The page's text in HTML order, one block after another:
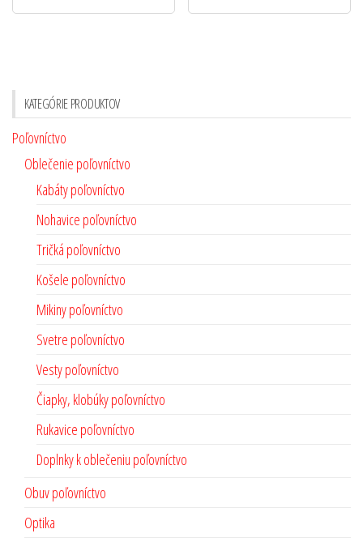
KATEGÓRIE PRODUKTOV
Poľovníctvo
Oblečenie poľovníctvo
Kabáty poľovníctvo
Nohavice poľovníctvo
Tričká poľovníctvo
Košele poľovníctvo
Mikiny poľovníctvo
Svetre poľovníctvo
Vesty poľovníctvo
Čiapky, klobúky poľovníctvo
Rukavice poľovníctvo
Doplnky k oblečeniu poľovníctvo
Obuv poľovníctvo
Optika